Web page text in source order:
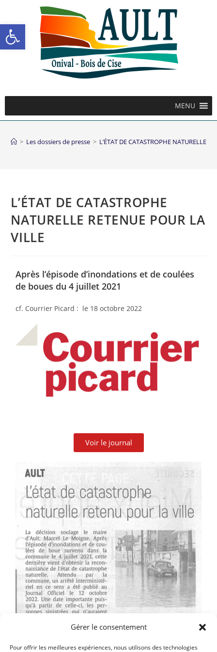
Ouvrir la barre d’outils
Gérer le consentement
Pour offrir les meilleures expériences, nous utilisons des technologies
MENU
> Les dossiers de presse > L’ÉTAT DE CATASTROPHE NATURELLE
L’ÉTAT DE CATASTROPHE
NATURELLE RETENUE POUR LA
VILLE
Après l’épisode d’inondations et de coulées
de boues du 4 juillet 2021
cf. Courrier Picard : le 18 octobre 2022
Voir le journal